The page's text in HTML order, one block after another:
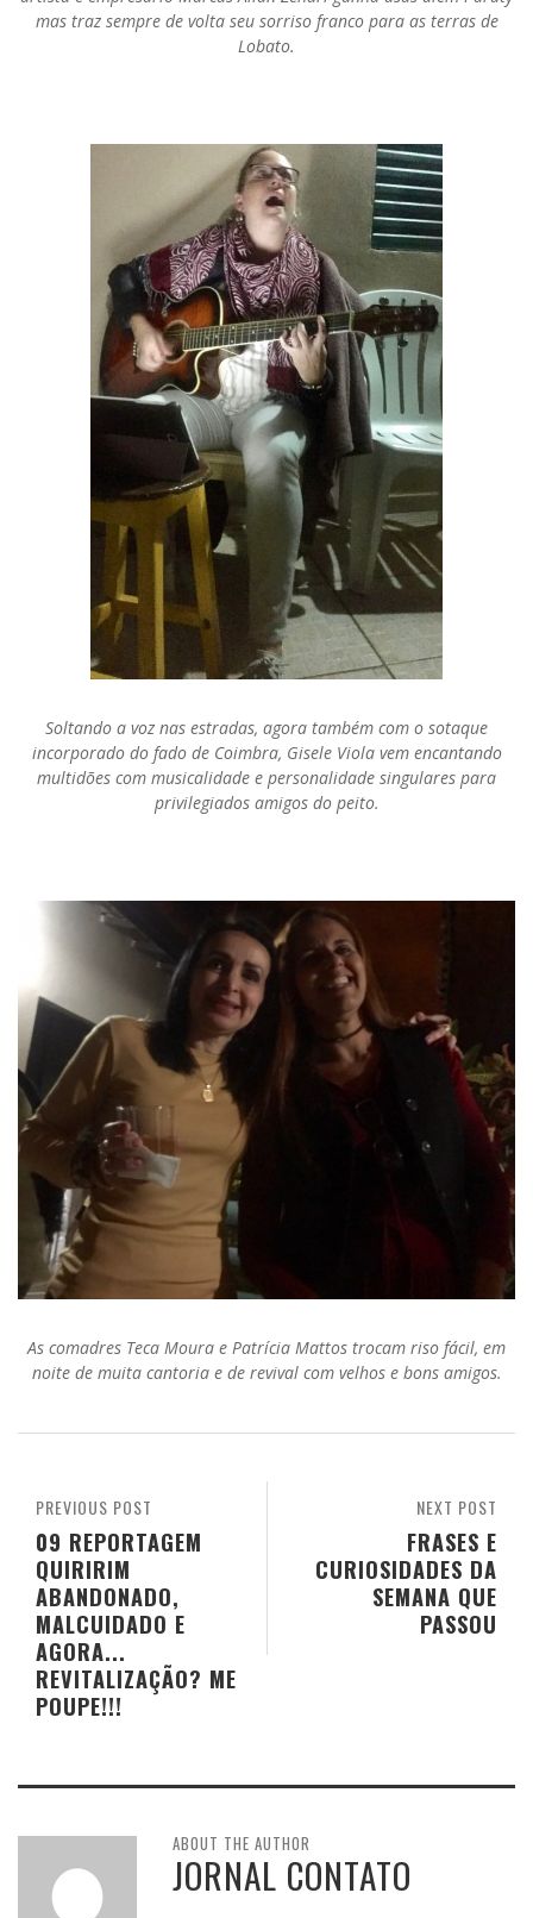
mas traz sempre de volta seu sorriso franco para as terras de
Lobato.
Soltando a voz nas estradas, agora também com o sotaque
incorporado do fado de Coimbra, Gisele Viola vem encantando
multidões com musicalidade e personalidade singulares para
privilegiados amigos do peito.
As comadres Teca Moura e Patrícia Mattos trocam riso fácil, em
noite de muita cantoria e de revival com velhos e bons amigos.
NEXT POST
FRASES E
CURIOSIDADES DA
SEMANA QUE
PASSOU
PREVIOUS POST
09 REPORTAGEM
QUIRIRIM
ABANDONADO,
MALCUIDADO E
AGORA...
REVITALIZAÇÃO? ME
POUPE!!!
ABOUT THE AUTHOR
JORNAL CONTATO